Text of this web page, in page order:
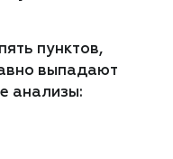
пунктов,
выпадают
анализы: